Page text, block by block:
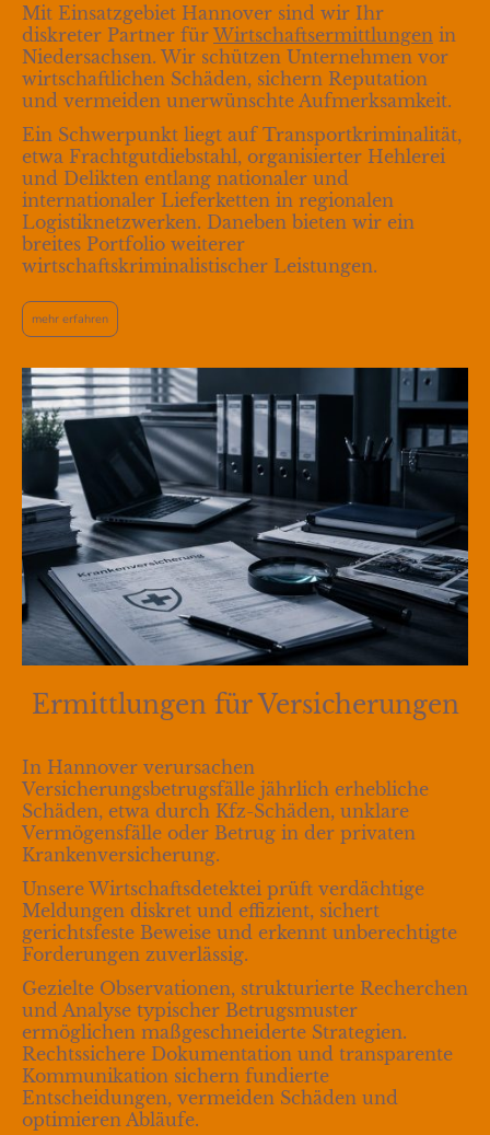
Mit Einsatzgebiet Hannover sind wir Ihr
diskreter Partner für Wirtschaftsermittlungen in
Niedersachsen. Wir schützen Unternehmen vor
wirtschaftlichen Schäden, sichern Reputation
und vermeiden unerwünschte Aufmerksamkeit.
Ein Schwerpunkt liegt auf Transportkriminalität,
etwa Frachtgutdiebstahl, organisierter Hehlerei
und Delikten entlang nationaler und
internationaler Lieferketten in regionalen
Logistiknetzwerken. Daneben bieten wir ein
breites Portfolio weiterer
wirtschaftskriminalistischer Leistungen.
mehr erfahren
Ermittlungen für Versicherungen
In Hannover verursachen
Versicherungsbetrugsfälle jährlich erhebliche
Schäden, etwa durch Kfz-Schäden, unklare
Vermögensfälle oder Betrug in der privaten
Krankenversicherung.
Unsere Wirtschaftsdetektei prüft verdächtige
Meldungen diskret und effizient, sichert
gerichtsfeste Beweise und erkennt unberechtigte
Forderungen zuverlässig.
Gezielte Observationen, strukturierte Recherchen
und Analyse typischer Betrugsmuster
ermöglichen maßgeschneiderte Strategien.
Rechtssichere Dokumentation und transparente
Kommunikation sichern fundierte
Entscheidungen, vermeiden Schäden und
optimieren Abläufe.